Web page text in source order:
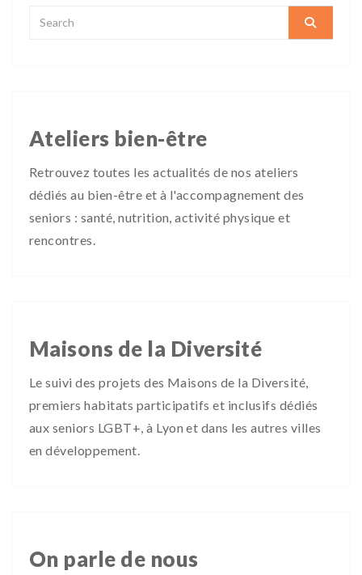
Ateliers bien-être
Retrouvez toutes les actualités de nos ateliers
dédiés au bien-être et à l'accompagnement des
seniors : santé, nutrition, activité physique et
rencontres.
Maisons de la Diversité
Le suivi des projets des Maisons de la Diversité,
premiers habitats participatifs et inclusifs dédiés
aux seniors LGBT+, à Lyon et dans les autres villes
en développement.
On parle de nous